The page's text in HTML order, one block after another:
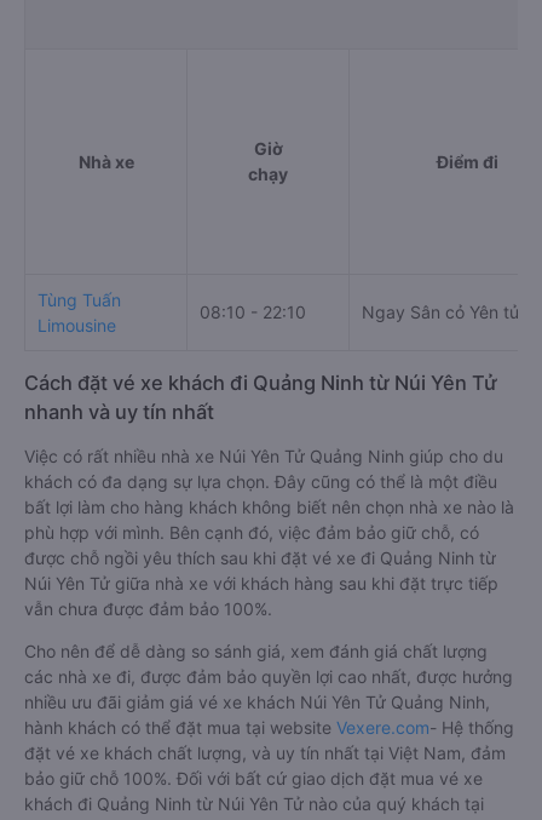
Nhà xe
Giờ
chạy
Điểm đi
Tùng Tuấn
Limousine
08:10 - 22:10 Ngay Sân cỏ Yên tử
Cách đặt vé xe khách đi Quảng Ninh từ Núi Yên Tử
nhanh và uy tín nhất
Việc có rất nhiều nhà xe Núi Yên Tử Quảng Ninh giúp cho du
khách có đa dạng sự lựa chọn. Đây cũng có thể là một điều
bất lợi làm cho hàng khách không biết nên chọn nhà xe nào là
phù hợp với mình. Bên cạnh đó, việc đảm bảo giữ chỗ, có
được chỗ ngồi yêu thích sau khi đặt vé xe đi Quảng Ninh từ
Núi Yên Tử giữa nhà xe với khách hàng sau khi đặt trực tiếp
vẫn chưa được đảm bảo 100%.
Cho nên để dễ dàng so sánh giá, xem đánh giá chất lượng
các nhà xe đi, được đảm bảo quyền lợi cao nhất, được hưởng
nhiều ưu đãi giảm giá vé xe khách Núi Yên Tử Quảng Ninh,
hành khách có thể đặt mua tại website Vexere.com- Hệ thống
đặt vé xe khách chất lượng, và uy tín nhất tại Việt Nam, đảm
bảo giữ chỗ 100%. Đối với bất cứ giao dịch đặt mua vé xe
khách đi Quảng Ninh từ Núi Yên Tử nào của quý khách tại